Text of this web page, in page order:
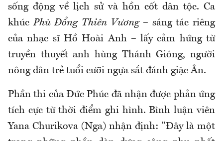
sống động về lịch sử và hồn cốt dân tộc. Ca
khúcPhù Đổng Thiên Vương– sáng tác riêng
của nhạc sĩ Hồ Hoài Anh – lấy cảm hứng từ
truyền thuyết anh hùng Thánh Gióng, người
nông dân trẻ tuổi cưỡi ngựa sắt đánh giặc Ân.
Phần thi của Đức Phúc đã nhận được phản ứng
tích cực từ thời điểm ghi hình. Bình luận viên
Yana Churikova (Nga) nhận định: "Đây là một